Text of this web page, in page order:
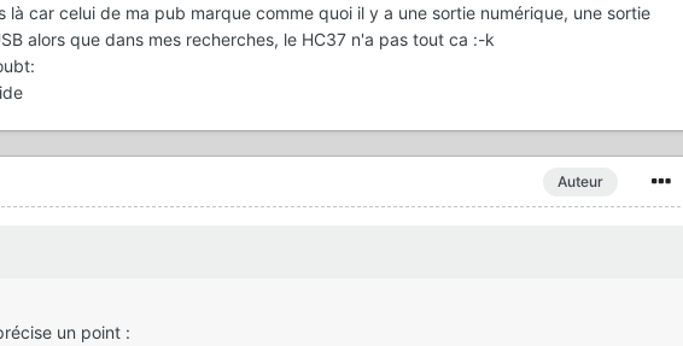
car celui de ma pub marque comme quoi il y a une sortie numérique, une sortie
alors que dans mes recherches, le HC37 n'a pas tout ca :-k
Auteur
un point :